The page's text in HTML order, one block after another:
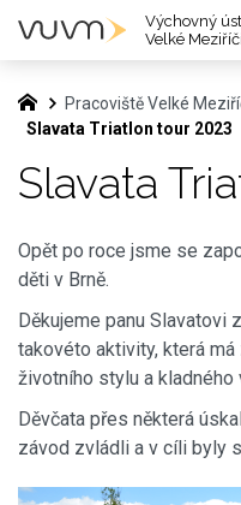
Pracoviště Velké
Slavata Triatlon tour 2023
Slavata
Opět po roce jsme se
děti v Brně.
Děkujeme panu Slavatovi
takovéto aktivity, která
životního stylu a
Děvčata přes některá
závod zvládli a v cíli byly
Výchovný
Velké